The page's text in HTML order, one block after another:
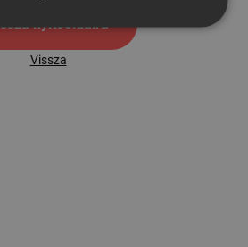
Vissza nyítóoldalra
Vissza